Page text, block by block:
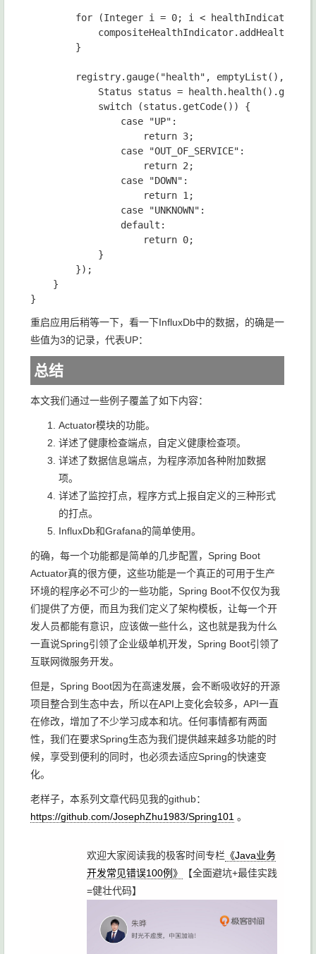
for (Integer i = 0; i <
        }
registry.gauge("health", emptyList(),
Status status =
            switch (status.getCode()) {
                case "UP":
                    return 3;
                case "OUT_OF_SERVICE":
                    return 2;
                case "DOWN":
                    return 1;
                case "UNKNOWN":
                default:
                    return 0;
            }
        });
    }
重启应用后稍等一下，看一下InfluxDb中的数据，的确是一
些值为3的记录，代表UP：
总结
本文我们通过一些例子覆盖了如下内容：
Actuator模块的功能。
详述了健康检查端点，自定义健康检查项。
详述了数据信息端点，为程序添加各种附加数据
项。
详述了监控打点，程序方式上报自定义的三种形式
的打点。
InfluxDb和Grafana的简单使用。
的确，每一个功能都是简单的几步配置，Spring Boot
Actuator真的很方便，这些功能是一个真正的可用于生产
环境的程序必不可少的一些功能，Spring Boot不仅仅为我
们提供了方便，而且为我们定义了架构模板，让每一个开
发人员都能有意识，应该做一些什么，这也就是我为什么
一直说Spring引领了企业级单机开发，Spring Boot引领了
互联网微服务开发。
但是，Spring Boot因为在高速发展，会不断吸收好的开源
项目整合到生态中去，所以在API上变化会较多，API一直
在修改，增加了不少学习成本和坑。任何事情都有两面
性，我们在要求Spring生态为我们提供越来越多功能的时
候，享受到便利的同时，也必须去适应Spring的快速变
化。
老样子，本系列文章代码见我的github：
https://github.com/JosephZhu1983/Spring101 。
欢迎大家阅读我的极客时间专栏 《Java业务
开发常见错误100例》
【全面避坑+最佳实践
=健壮代码】